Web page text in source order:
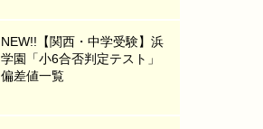
NEW!!【関西・中学受験】浜
学園「小6合否判定テスト」
偏差値一覧